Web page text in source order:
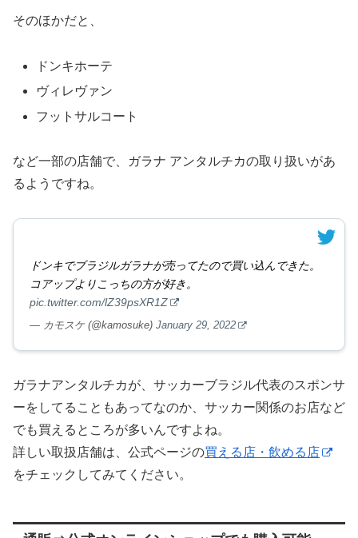
そのほかだと、
ドンキホーテ
ヴィレヴァン
フットサルコート
など一部の店舗で、ガラナ アンタルチカの取り扱いがあ
るようですね。
ドンキでブラジルガラナが売ってたので買い込んできた。
コアップよりこっちの方が好き。
pic.twitter.com/lZ39psXR1Z
— カモスケ (@kamosuke) January 29, 2022
ガラナアンタルチカが、サッカーブラジル代表のスポンサ
ーをしてることもあってなのか、サッカー関係のお店など
でも買えるところが多いんですよね。
詳しい取扱店舗は、公式ページの買える店・飲める店
をチェックしてみてください。